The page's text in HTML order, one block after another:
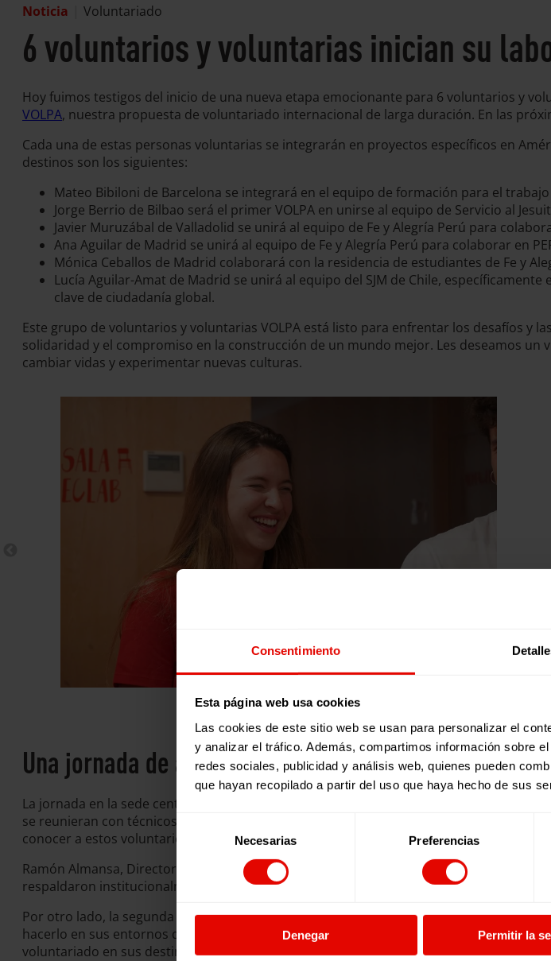
Consentimiento
Esta página web usa cookies
Las cookies de este sitio web se usan para personalizar el
y analizar el tráfico. Además, compartimos información sobre
redes sociales, publicidad y análisis web, quienes pueden
que hayan recopilado a partir del uso que haya hecho de sus
Selección
de
consentimiento
Necesarias Preferencias
Denegar Permitir la
Noticia
Voluntariado
6 voluntarios y voluntarias inician su
Hoy fuimos testigos del inicio de una nueva etapa emocionante para 6 voluntarios y
VOLPA, nuestra propuesta de voluntariado internacional de larga duración. En las
Cada una de estas personas voluntarias se integrarán en proyectos específicos en
destinos son los siguientes:
Mateo Bibiloni de Barcelona se integrará en el equipo de formación para el trabajo
Jorge Berrio de Bilbao será el primer VOLPA en unirse al equipo de Servicio al
Javier Muruzábal de Valladolid se unirá al equipo de Fe y Alegría Perú para
Ana Aguilar de Madrid se unirá al equipo de Fe y Alegría Perú para colaborar en
Mónica Ceballos de Madrid colaborará con la residencia de estudiantes de Fe y
Lucía Aguilar-Amat de Madrid se unirá al equipo del SJM de Chile,
clave de ciudadanía global.
Este grupo de voluntarios y voluntarias VOLPA está listo para enfrentar los desafíos y
solidaridad y el compromiso en la construcción de un mundo mejor. Les deseamos
cambiar vidas y experimentar nuevas culturas.
Una jornada de aprendizaje
La jornada en la sede central de Entreculturas en Madrid fue emocionante. El día
se reunieran con técnicos de cooperación especializados en los países donde
conocer a estos voluntarios y voluntarias y brindarles su apoyo.
Ramón Almansa, Director Ejecutivo de Entreculturas; Eva Rodriguez, Directora
respaldaron institucionalmente a estos voluntarios y voluntarias que representarán a
Por otro lado, la segunda parte de la mañana se centró en aspectos comunicativos,
hacerlo en sus entornos de trabajo. La jornada también incluyó sesiones sobre
voluntariado en sus destinos.